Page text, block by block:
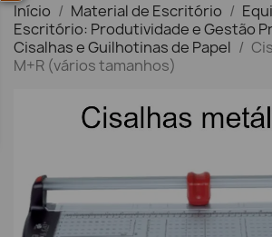
Início Material de Escritório
Escritório: Produtividade e Gestão
Cisalhas e Guilhotinas de Papel
M+R (vários tamanhos)